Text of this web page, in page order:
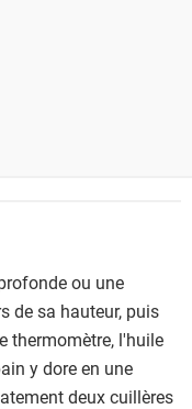
ou une
de sa hauteur, puis
thermomètre, l'huile
y dore en une
deux cuillères